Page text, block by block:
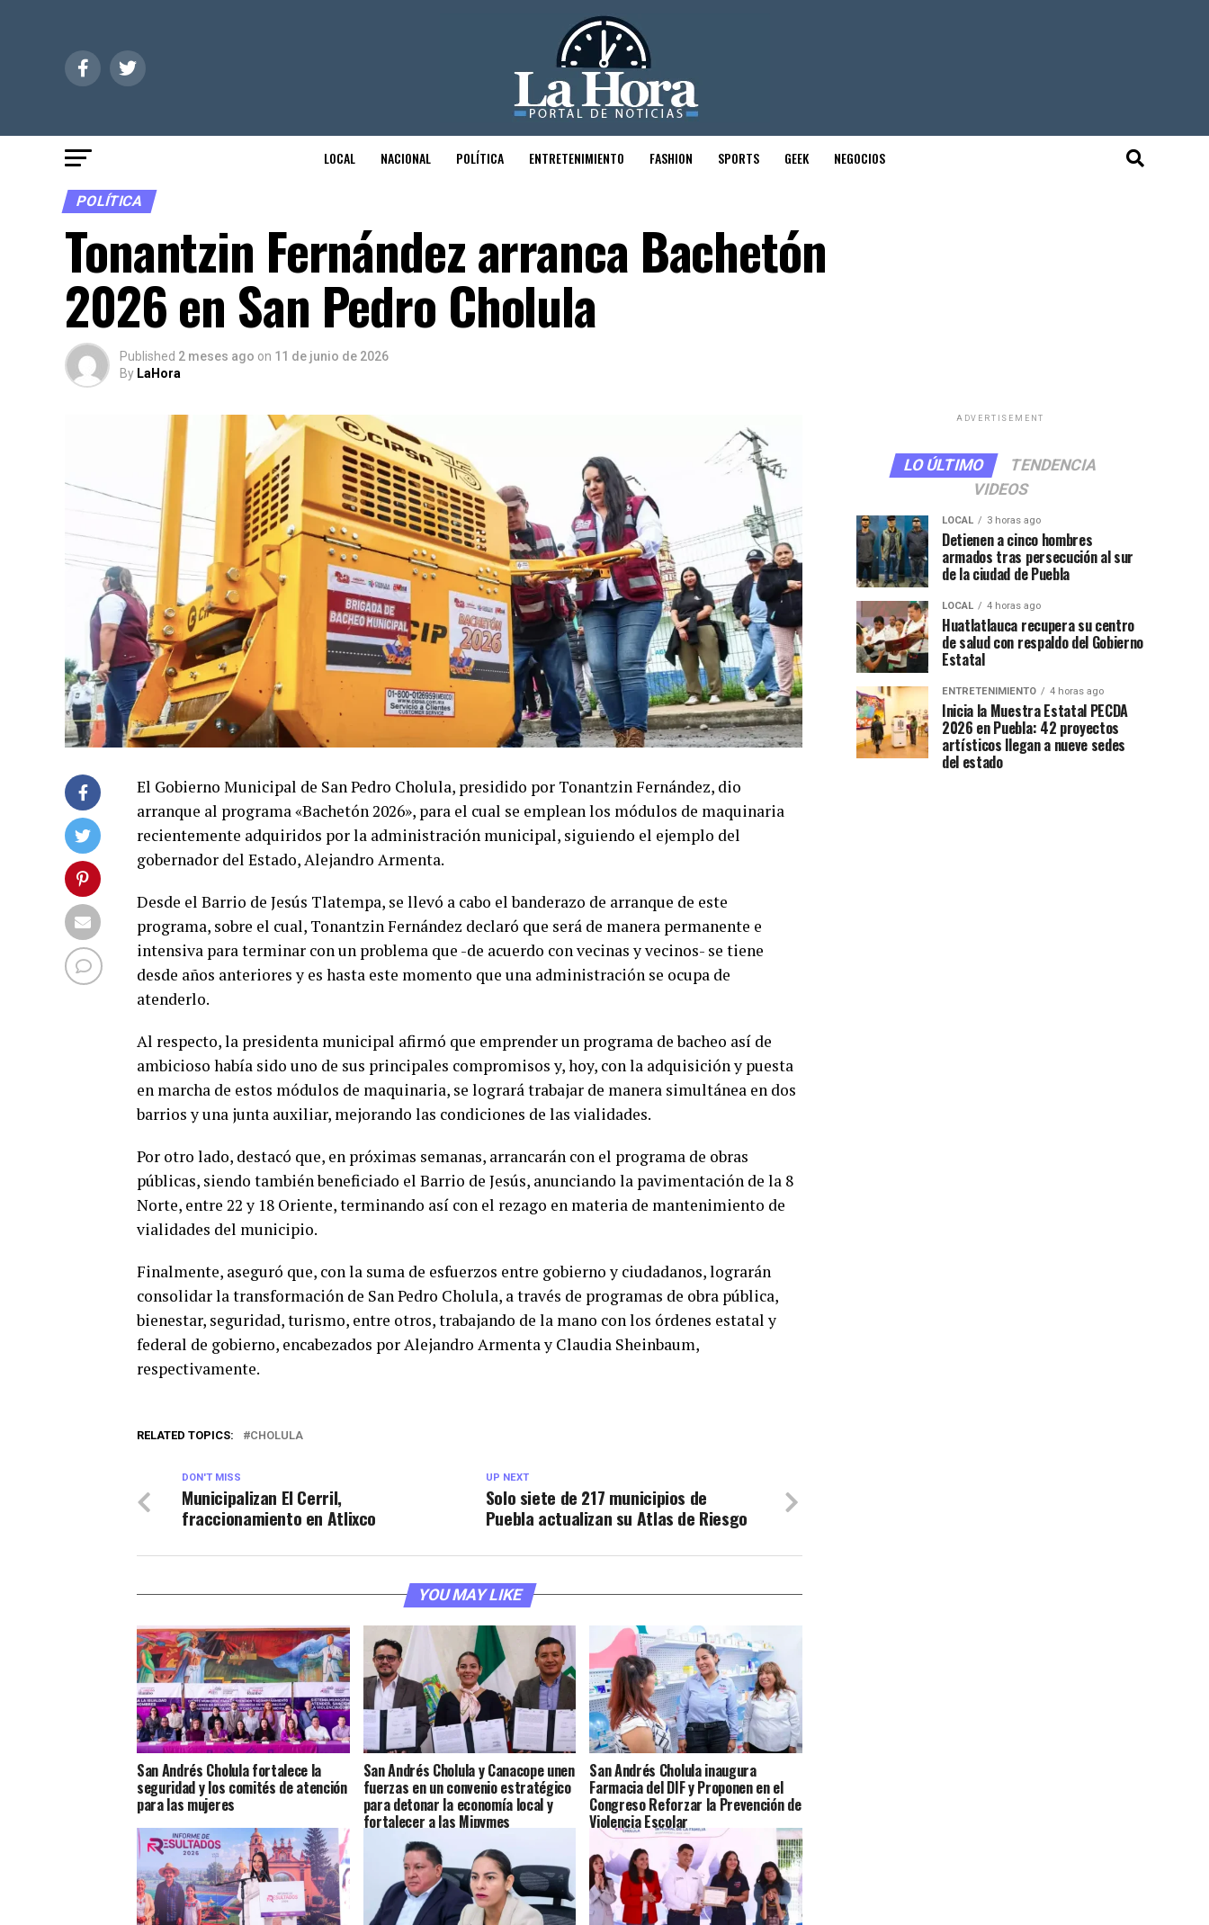
LOCAL NACIONAL POLÍTICA ENTRETENIMIENTO FASHION SPORTS GEEK NEGOCIOS
POLÍTICA
Tonantzin Fernández arranca Bachetón
2026 en San Pedro Cholula
Published 2 meses ago on 11 de junio de 2026
By LaHora
El Gobierno Municipal de San Pedro Cholula, presidido por Tonantzin Fernández, dio
arranque al programa «Bachetón 2026», para el cual se emplean los módulos de maquinaria
recientemente adquiridos por la administración municipal, siguiendo el ejemplo del
gobernador del Estado, Alejandro Armenta.
Desde el Barrio de Jesús Tlatempa, se llevó a cabo el banderazo de arranque de este
programa, sobre el cual, Tonantzin Fernández declaró que será de manera permanente e
intensiva para terminar con un problema que -de acuerdo con vecinas y vecinos- se tiene
desde años anteriores y es hasta este momento que una administración se ocupa de
atenderlo.
Al respecto, la presidenta municipal afirmó que emprender un programa de bacheo así de
ambicioso había sido uno de sus principales compromisos y, hoy, con la adquisición y puesta
en marcha de estos módulos de maquinaria, se logrará trabajar de manera simultánea en dos
barrios y una junta auxiliar, mejorando las condiciones de las vialidades.
Por otro lado, destacó que, en próximas semanas, arrancarán con el programa de obras
públicas, siendo también beneficiado el Barrio de Jesús, anunciando la pavimentación de la 8
Norte, entre 22 y 18 Oriente, terminando así con el rezago en materia de mantenimiento de
vialidades del municipio.
Finalmente, aseguró que, con la suma de esfuerzos entre gobierno y ciudadanos, lograrán
consolidar la transformación de San Pedro Cholula, a través de programas de obra pública,
bienestar, seguridad, turismo, entre otros, trabajando de la mano con los órdenes estatal y
federal de gobierno, encabezados por Alejandro Armenta y Claudia Sheinbaum,
respectivamente.
RELATED TOPICS: CHOLULA
UP NEXT
Solo siete de 217 municipios de
Puebla actualizan su Atlas de Riesgo
DON'T MISS
Municipalizan El Cerril,
fraccionamiento en Atlixco
YOU MAY LIKE
San Andrés Cholula fortalece la
seguridad y los comités de atención
para las mujeres
San Andrés Cholula y Canacope unen
fuerzas en un convenio estratégico
para detonar la economía local y
fortalecer a las Mipymes
San Andrés Cholula inaugura
Farmacia del DIF y Proponen en el
Congreso Reforzar la Prevención de
Violencia Escolar
ADVERTISEMENT
LO ÚLTIMO
TENDENCIA
VIDEOS
LOCAL 3 horas ago
Detienen a cinco hombres
armados tras persecución al sur
de la ciudad de Puebla
LOCAL 4 horas ago
Huatlatlauca recupera su centro
de salud con respaldo del Gobierno
Estatal
ENTRETENIMIENTO 4 horas ago
Inicia la Muestra Estatal PECDA
2026 en Puebla: 42 proyectos
artísticos llegan a nueve sedes
del estado